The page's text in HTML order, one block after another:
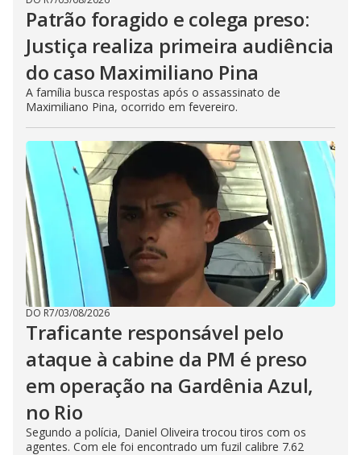
Patrão foragido e colega preso:
Justiça realiza primeira audiência
do caso Maximiliano Pina
A família busca respostas após o assassinato de
Maximiliano Pina, ocorrido em fevereiro.
DO R7/03/08/2026
Traficante responsável pelo
ataque à cabine da PM é preso
em operação na Gardênia Azul,
no Rio
Segundo a polícia, Daniel Oliveira trocou tiros com os
agentes. Com ele foi encontrado um fuzil calibre 7.62